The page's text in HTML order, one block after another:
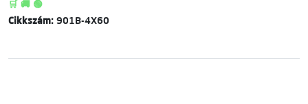
🛒 🚚 🟢
Cikkszám: 901B-4X60